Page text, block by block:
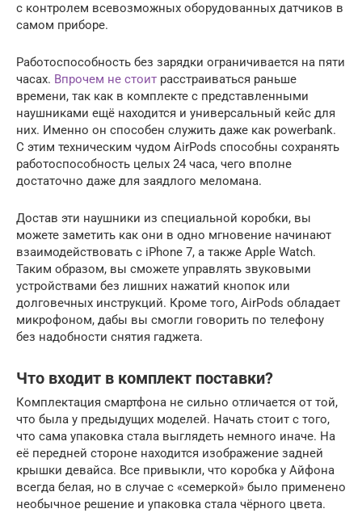
с контролем всевозможных оборудованных датчиков в
самом приборе.
Работоспособность без зарядки ограничивается на пяти
часах. Впрочем не стоит расстраиваться раньше
времени, так как в комплекте с представленными
наушниками ещё находится и универсальный кейс для
них. Именно он способен служить даже как powerbank.
С этим техническим чудом AirPods способны сохранять
работоспособность целых 24 часа, чего вполне
достаточно даже для заядлого меломана.
Достав эти наушники из специальной коробки, вы
можете заметить как они в одно мгновение начинают
взаимодействовать с iPhone 7, а также Apple Watch.
Таким образом, вы сможете управлять звуковыми
устройствами без лишних нажатий кнопок или
долговечных инструкций. Кроме того, AirPods обладает
микрофоном, дабы вы смогли говорить по телефону
без надобности снятия гаджета.
Что входит в комплект поставки?
Комплектация смартфона не сильно отличается от той,
что была у предыдущих моделей. Начать стоит с того,
что сама упаковка стала выглядеть немного иначе. На
её передней стороне находится изображение задней
крышки девайса. Все привыкли, что коробка у Айфона
всегда белая, но в случае с «семеркой» было применено
необычное решение и упаковка стала чёрного цвета.